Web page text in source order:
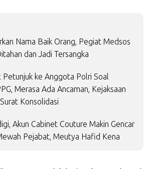
Nama Baik Orang, Pegiat Medsos
dan Jadi Tersangka
Petunjuk ke Anggota Polri Soal
Merasa Ada Ancaman, Kejaksaan
Konsolidasi
Akun Cabinet Couture Makin Gencar
Pejabat, Meutya Hafid Kena